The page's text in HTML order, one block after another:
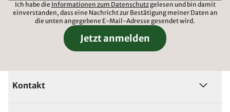
Ich habe die Informationen zum Datenschutzgelesen und bin damit
einverstanden, dass eine Nachricht zur Bestätigung meiner Daten an
die unten angegebene E-Mail-Adresse gesendet wird.
Jetzt anmelden
Kontakt